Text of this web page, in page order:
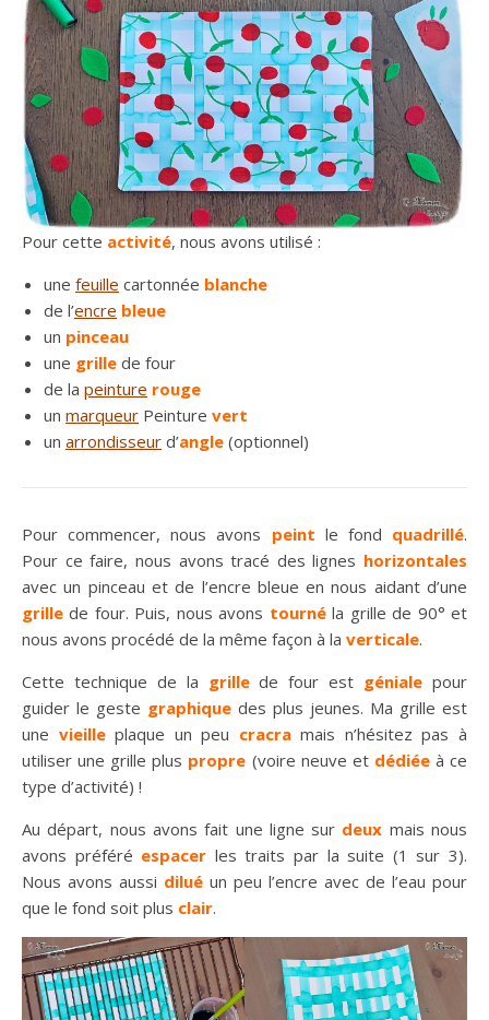
Pour cette activité, nous avons utilisé :
une feuille cartonnée blanche
de l’encre bleue
un pinceau
une grille de four
de la peinture rouge
un marqueur Peinture vert
un arrondisseur d’angle (optionnel)
Pour commencer, nous avons peint le fond quadrillé.
Pour ce faire, nous avons tracé des lignes horizontales
avec un pinceau et de l’encre bleue en nous aidant d’une
grille de four. Puis, nous avons tourné la grille de 90° et
nous avons procédé de la même façon à la verticale.
Cette technique de la grille de four est géniale pour
guider le geste graphique des plus jeunes. Ma grille est
une vieille plaque un peu cracra mais n’hésitez pas à
utiliser une grille plus propre (voire neuve et dédiée à ce
type d’activité) !
Au départ, nous avons fait une ligne sur deux mais nous
avons préféré espacer les traits par la suite (1 sur 3).
Nous avons aussi dilué un peu l’encre avec de l’eau pour
que le fond soit plus clair.